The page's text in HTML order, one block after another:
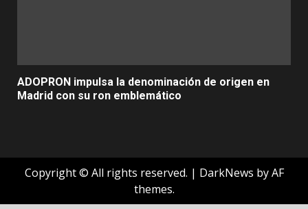
ADOPRON impulsa la denominación de origen en
Madrid con su ron emblemático
Copyright © All rights reserved. | DarkNews by AF
themes.